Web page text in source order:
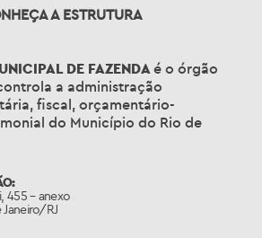
A ESTRUTURA
DE FAZENDA é o órgão
a administração
fiscal, orçamentário-
do Município do Rio de
455 – anexo
RJ